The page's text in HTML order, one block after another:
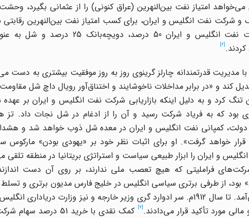
امتیاز نفت بین‌النهرین (عراق کنونی) را از عثمانی بگیرد،
نفت انگلیس و ایران، برای کسب امتیاز نفت بین‌النهرین
را آغاز کردند، بالاخره در آستانه جنگ اول جهانی شرکت نفت انگلیس و ایران 50 درصد،
[6]
قدرتمندانه چارلز گرینوی روز به‌ روز موفقیت بیشتری به دست
کند و «در برابر مداخلات ناخوشایند و اختناق‌آور رویال داچ شل
کرد و به دلیل اینکه بازاریابی شرکت نفت انگلیس و ایران بر عهده
بود که به فریاد شرکت رسید و آن را از ادغام در شل نجات داد.
دولت، کمپانی نفت انگلیس و ایران در معده شل ذوب خواهد شد و
خواهد گرفت». او برای اثبات نظر خود بر «یهودی بودن» مارکوس
و ایران را ابزار طبیعی سیاست و استراتژی بریتانیا در منطقه تلقی
فراملیتی که هیچ تعصب ملی ندارند، بر روی آن دست
از طرفی برتری سیاسی انگلیس در خلیج فارس مدیون برتری و تسلط
بود که شرکت نفت یکی از این ابزارهای تسلط به شمار می‌آمد. تا سال 1912م. سر ادوارد گری وزیر خارجه و نیز وزارت
مورد تأکید قرار می‌دادند.[7]
کمک نقدی با خرید 51 درصد